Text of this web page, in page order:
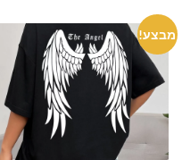
מבצע!